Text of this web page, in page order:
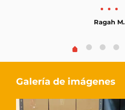
Ragah M.
Galería de imágenes